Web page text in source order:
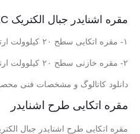
مقره اشنایدر جبال الکتریک JEC در ۲ تیپ :
۱- مقره اتکایی سطح ۲۰ کیلوولت ارتفاع ۱۸۰ میلیمتر
۲- مقره خازنی سطح ۲۰ کیلوولت ارتفاع ۱۸۰ میلیمتر
دانلود کاتالوگ و مشخصات فنی
مقره اتکایی طرح اشنایدر
مقره اتکایی طرح اشنایدر جبال